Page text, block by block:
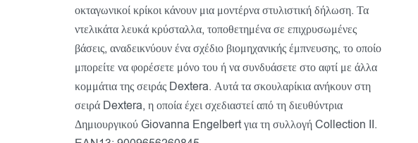
οκταγωνικοί κρίκοι κάνουν μια μοντέρνα στυλιστική δήλωση. Τα
ντελικάτα λευκά κρύσταλλα, τοποθετημένα σε επιχρυσωμένες
βάσεις, αναδεικνύουν ένα σχέδιο βιομηχανικής έμπνευσης, το οποίο
μπορείτε να φορέσετε μόνο του ή να συνδυάσετε στο αφτί με άλλα
κομμάτια της σειράς Dextera. Αυτά τα σκουλαρίκια ανήκουν στη
σειρά Dextera, η οποία έχει σχεδιαστεί από τη διευθύντρια
Δημιουργικού Giovanna Engelbert για τη συλλογή Collection II.